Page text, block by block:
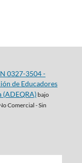
0327-3504 -
de Educadores
(ADEQRA)bajo
Comercial - Sin